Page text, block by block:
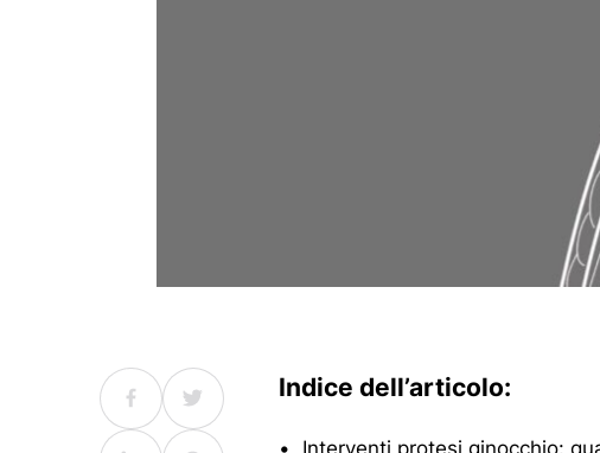
Indice dell’articolo:
Interventi protesi ginocchio: